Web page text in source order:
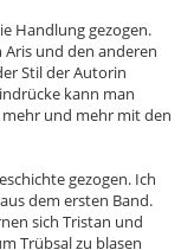
Handlung gezogen.
Aris und den anderen
Stil der Autorin
kann man
und mehr mit den
gezogen. Ich
dem ersten Band.
sich Tristan und
Trübsal zu blasen